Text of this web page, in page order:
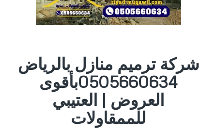
شركة ترميم منازل بالرياض
0505660634بأقوى
العروض | العتيبي
للممقاولات